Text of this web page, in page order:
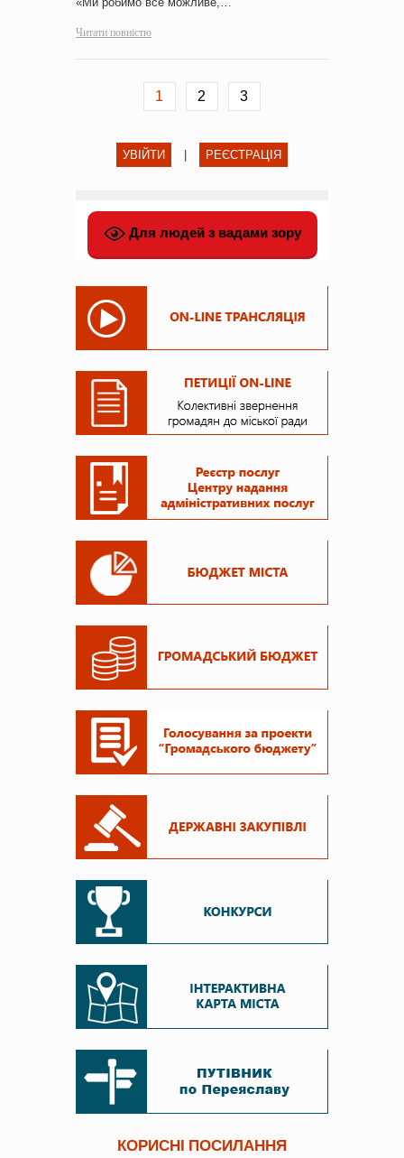
Читати повністю
1 2 3
УВІЙТИ РЕЄСТРАЦІЯ
Для людей з вадами зору
КОРИСНІ ПОСИЛАННЯ